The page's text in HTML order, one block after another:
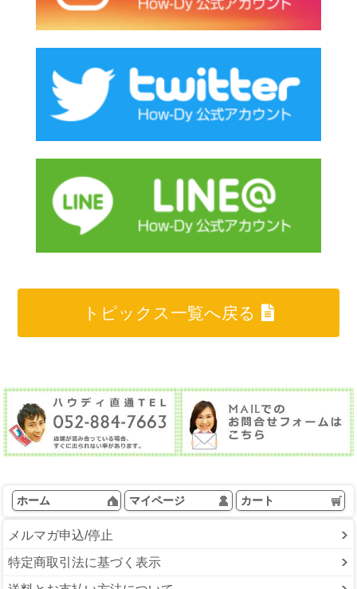
トピックス一覧へ戻る
ホーム マイページ カート
メルマガ申込/停止
特定商取引法に基づく表示